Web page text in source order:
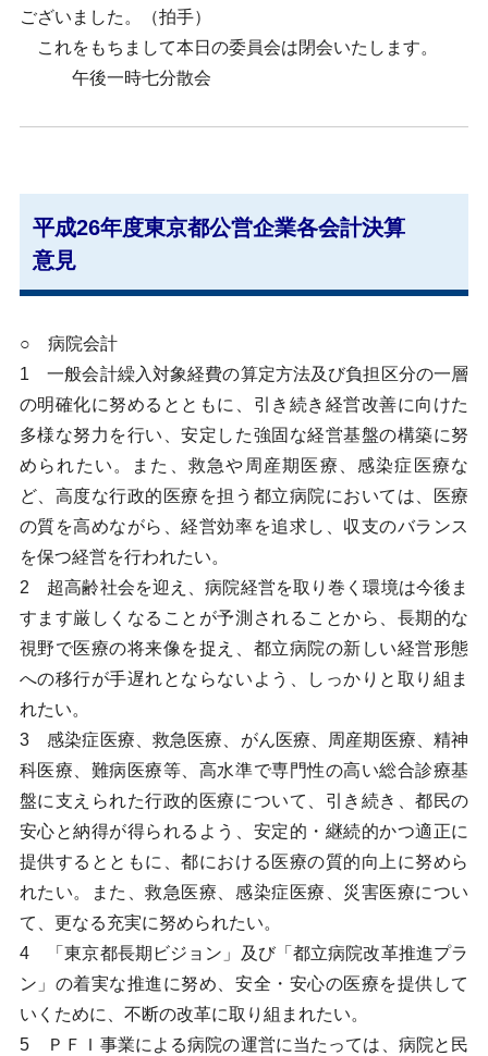
ございました。（拍手）
これをもちまして本日の委員会は閉会いたします。
午後一時七分散会
平成26年度東京都公営企業各会計決算
意見
○ 病院会計
1 一般会計繰入対象経費の算定方法及び負担区分の一層
の明確化に努めるとともに、引き続き経営改善に向けた
多様な努力を行い、安定した強固な経営基盤の構築に努
められたい。また、救急や周産期医療、感染症医療な
ど、高度な行政的医療を担う都立病院においては、医療
の質を高めながら、経営効率を追求し、収支のバランス
を保つ経営を行われたい。
2 超高齢社会を迎え、病院経営を取り巻く環境は今後ま
すます厳しくなることが予測されることから、長期的な
視野で医療の将来像を捉え、都立病院の新しい経営形態
への移行が手遅れとならないよう、しっかりと取り組ま
れたい。
3 感染症医療、救急医療、がん医療、周産期医療、精神
科医療、難病医療等、高水準で専門性の高い総合診療基
盤に支えられた行政的医療について、引き続き、都民の
安心と納得が得られるよう、安定的・継続的かつ適正に
提供するとともに、都における医療の質的向上に努めら
れたい。また、救急医療、感染症医療、災害医療につい
て、更なる充実に努められたい。
4 「東京都長期ビジョン」及び「都立病院改革推進プラ
ン」の着実な推進に努め、安全・安心の医療を提供して
いくために、不断の改革に取り組まれたい。
5 ＰＦＩ事業による病院の運営に当たっては、病院と民